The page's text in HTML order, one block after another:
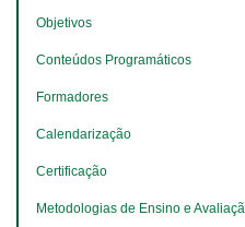
Objetivos
Conteúdos Programáticos
Formadores
Calendarização
Certificação
Metodologias de Ensino e